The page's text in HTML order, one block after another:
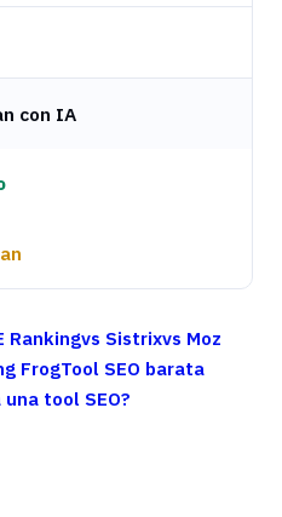
con IA
Rankingvs Sistrixvs Moz
FrogTool SEO barata
tool SEO?